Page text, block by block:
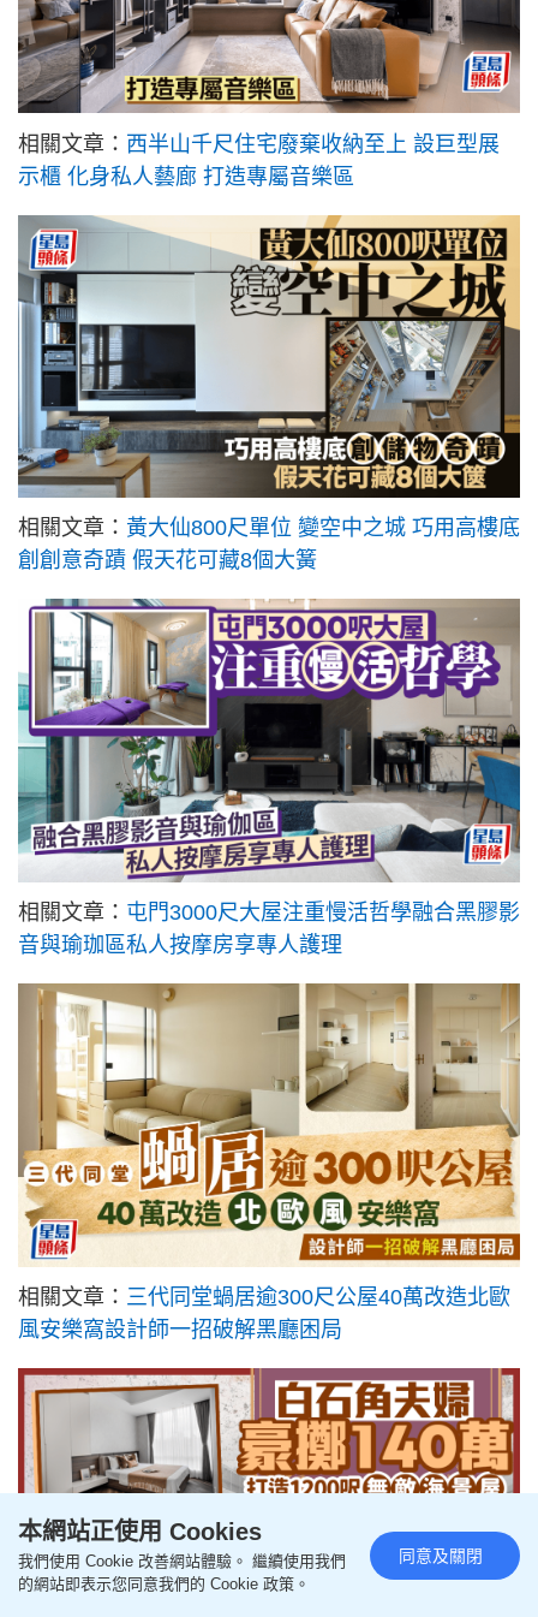
相關文章： 西半山千尺住宅廢棄收納至上 設巨型展
示櫃 化身私人藝廊 打造專屬音樂區
相關文章： 黃大仙800尺單位 變空中之城 巧用高樓底
創創意奇蹟 假天花可藏8個大簧
相關文章： 屯門3000尺大屋注重慢活哲學融合黑膠影
音與瑜珈區私人按摩房享專人護理
相關文章： 三代同堂蝸居逾300尺公屋40萬改造北歐
風安樂窩設計師一招破解黑廳困局
本網站正使用 Cookies
我們使用 Cookie 改善網站體驗。 繼續使用我們
的網站即表示您同意我們的 Cookie 政策。
同意及關閉